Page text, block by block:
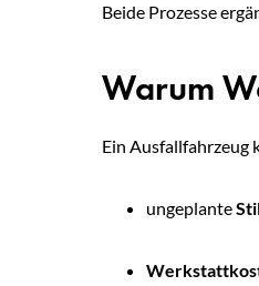
Beide Prozesse
Warum
Ein Ausfallfahrzeug
ungeplante